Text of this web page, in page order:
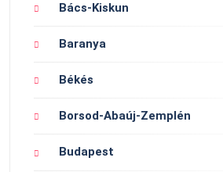
Bács-Kiskun
Baranya
Békés
Borsod-Abaúj-Zemplén
Budapest